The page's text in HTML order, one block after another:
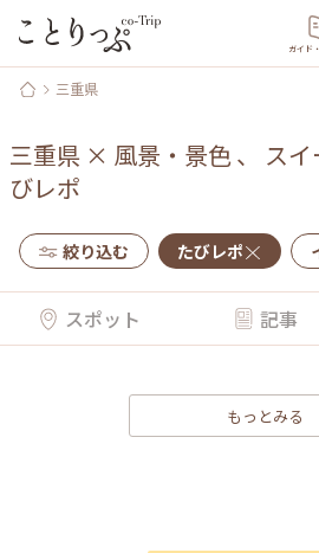
ガイド
三重県
三重県 × 風景・景色、 ス
びレポ
絞り込む たびレポ
スポット 記事
もっとみる